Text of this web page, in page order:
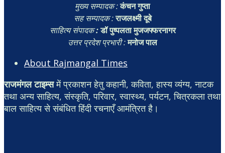
मुख्य सम्पादक :कंचन गुप्ता
सह सम्पादक :राजलक्ष्मी दूबे
साहित्य संपादक:डॉ पुष्पलता मुजजफ्फरनागर
उत्तर प्रदेश प्रभारी :मनोज पाल
About Rajmangal Times
राजमंगल टाइम्समें प्रकाशन हेतु कहानी, कविता, हास्य व्यंग्य, नाटक
तथा अन्य साहित्य, संस्कृति, परिवार, स्वास्थ्य, पर्यटन, चित्रकला तथा
बाल साहित्य से संबंधित हिंदी रचनाएँ आमंत्रित है।